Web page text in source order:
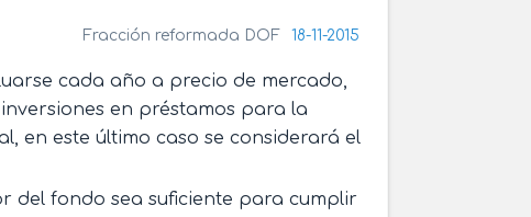
Fracción reformada DOF 18-11-2015
cada año a precio de mercado,
en préstamos para la
en este último caso se considerará el
del fondo sea suficiente para cumplir